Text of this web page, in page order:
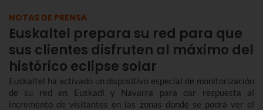
NOTAS DE PRENSA
Euskaltel prepara su red para que
sus clientes disfruten al máximo del
histórico eclipse solar
Euskaltel ha activado un dispositivo especial de monitorización
de su red en Euskadi y Navarra para dar respuesta al
incremento de visitantes en las zonas donde se podrá ver el